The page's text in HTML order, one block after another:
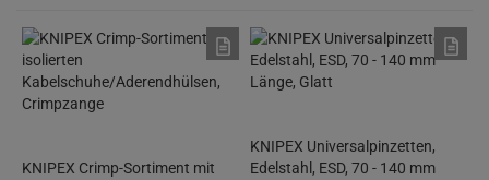
KNIPEX Crimp-Sortiment mit
KNIPEX Universalpinzetten,
Edelstahl, ESD, 70 - 140 mm